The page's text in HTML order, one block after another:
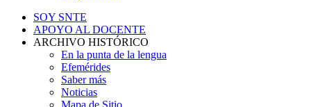
SOY SNTE
APOYO AL DOCENTE
ARCHIVO HISTÓRICO
En la punta de la lengua
Efemérides
Saber más
Noticias
Mapa de Sitio